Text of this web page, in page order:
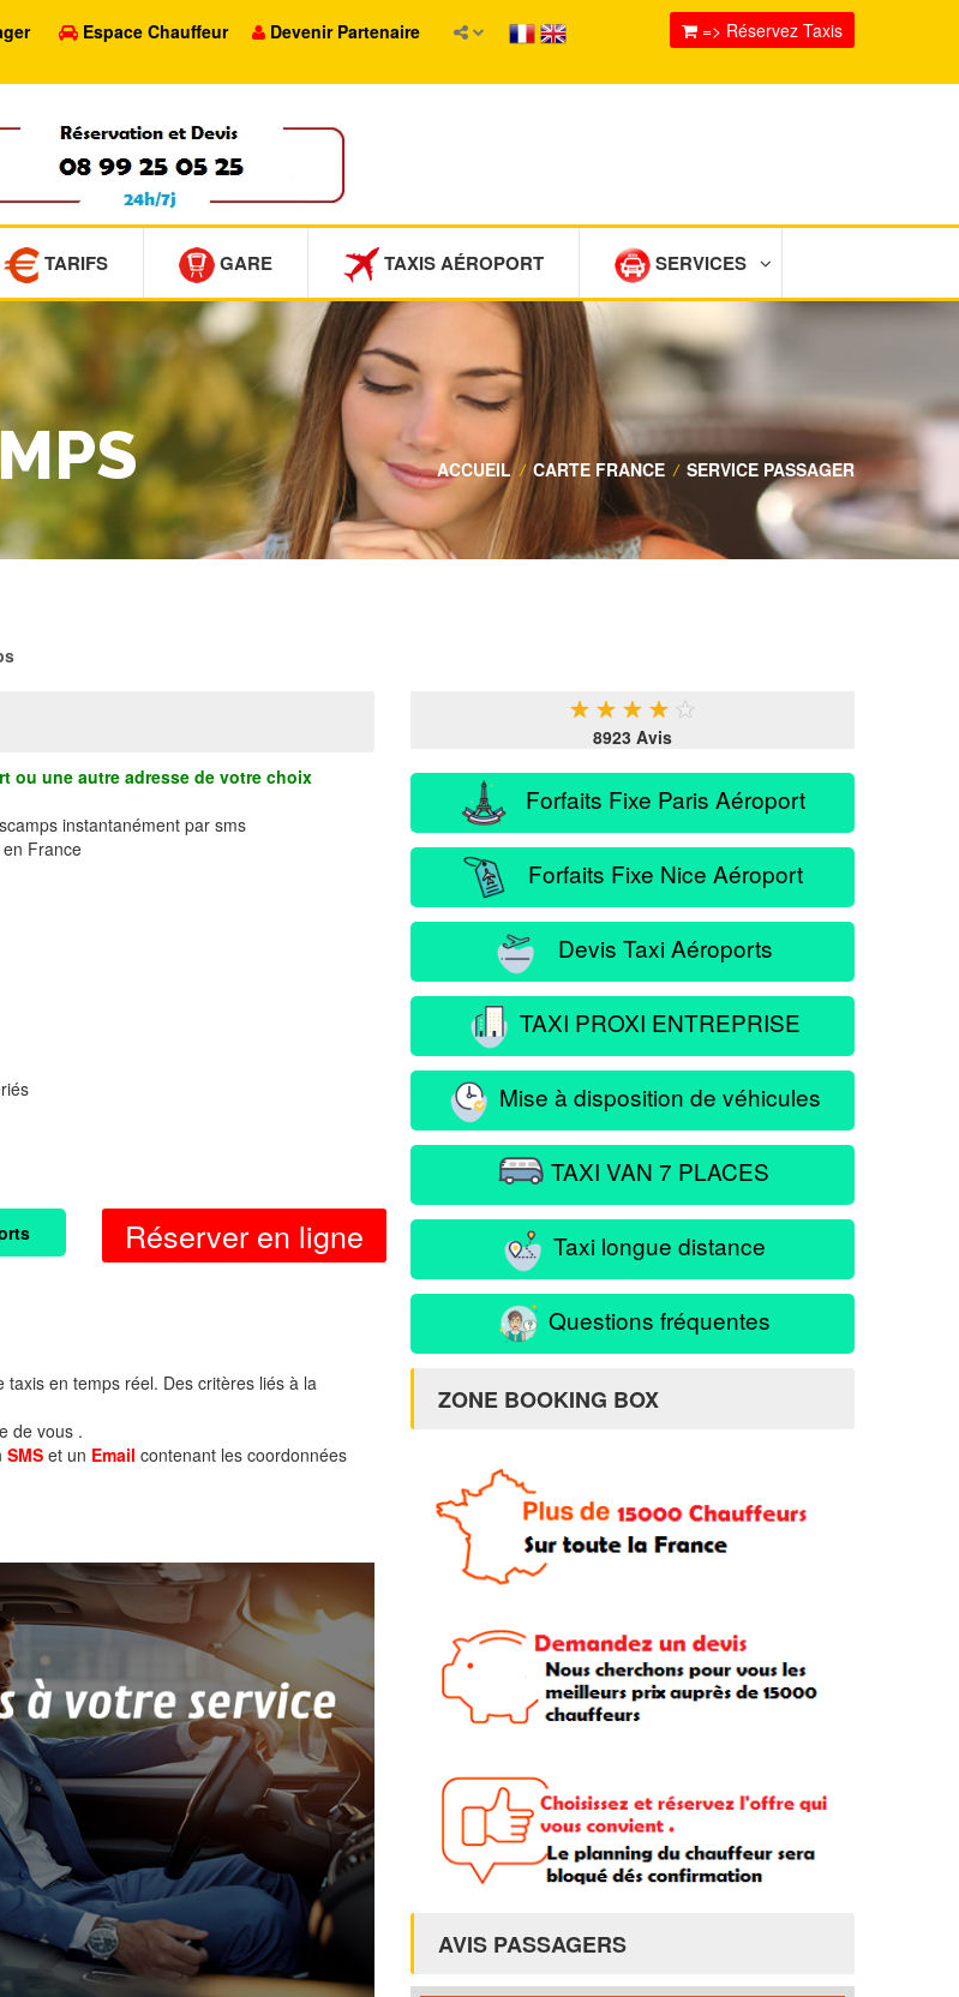
Espace Chauffeur Devenir Partenaire => Réservez Taxis
TARIFS GARE TAXIS AÉROPORT SERVICES
ACCUEIL / CARTE FRANCE / SERVICE PASSAGER
ou une autre adresse de votre choix
instantanément par sms
France
Réserver en ligne
en temps réel. Des critères liés à la
de vous .
SMS et un Email contenant les coordonnées
★ ★ ★ ★ ★
8923 Avis
Forfaits Fixe Paris Aéroport
Forfaits Fixe Nice Aéroport
Devis Taxi Aéroports
TAXI PROXI ENTREPRISE
Mise à disposition de véhicules
TAXI VAN 7 PLACES
Taxi longue distance
Questions fréquentes
ZONE BOOKING BOX
AVIS PASSAGERS